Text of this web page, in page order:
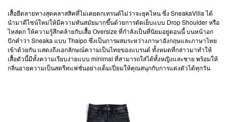
เสื้อยืดลายทางสุดคลาสสิคที่ไม่เคยตกเทรนด์ไม่ว่าจะยุคไหน ซึ่ง SneakaVilla ได้
นำมาดีไซน์ใหม่ให้มีความทันสมัยมากขึ้นด้วยการตัดเย็บแบบ Drop Shoulder หรือ
ไหล่ตก ให้ความรู้สึกคล้ายกับเสื้อ Oversize ที่กำลังเป็นที่นิยมอยู่ตอนนี้ บนหน้าอก
ปักคำว่า Sneaka แบบ Thaipo ซึ่งเป็นการผสมระหว่างภาษาอังกฤษและภาษาไทย
เข้าด้วยกัน แสดงถึงเอกลักษณ์ความเป็นไทยของแบรนด์ ทั้งหมดที่กล่าวมาทำให้
เสื้อตัวนี้มีทั้งความเรียบง่ายแบบ minimal ที่สามารถใส่ได้ทั้งหญิงและชาย พร้อมให้
กลิ่นอายความเป็นสตรีทแฟชั่นอย่างเต็มเปี่ยมให้คุณสนุกกับการแต่งตัวได้ทุกวัน